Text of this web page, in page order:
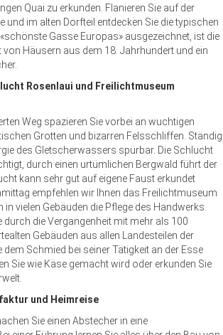
Quai zu erkunden. Flanieren Sie auf der
und im alten Dorfteil entdecken Sie die typischen
Gasse Europas» ausgezeichnet, ist die
Häusern aus dem 18. Jahrhundert und ein
Rosenlaui und Freilichtmuseum
Weg spazieren Sie vorbei an wuchtigen
Grotten und bizarren Felsschliffen. Ständig
des Gletscherwassers spürbar. Die Schlucht
durch einen urtümlichen Bergwald führt der
kann sehr gut auf eigene Faust erkundet
empfehlen wir Ihnen das Freilichtmuseum
in vielen Gebäuden die Pflege des Handwerks.
durch die Vergangenheit mit mehr als 100
Gebäuden aus allen Landesteilen der
dem Schmied bei seiner Tätigkeit an der Esse
Sie wie Käse gemacht wird oder erkunden Sie
und Heimreise
Sie einen Abstecher in eine